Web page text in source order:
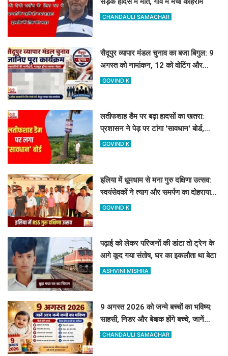
CHANDAULI SAMACHAR
सैदूपुर व्यापार मंडल चुनाव का बजा बिगुल: 9
अगस्त को नामांकन, 12 को वोटिंग और
नतीजे
GOVIND K
लतीफशाह डैम पर बढ़ा हादसों का खतरा:
प्रशासन ने पेड़ पर टांगा 'सावधान' बोर्ड,
पर्यटकों से की यह अपील
GOVIND K
इलिया में धूमधाम से मना गुरु दक्षिणा उत्सव:
स्वयंसेवकों ने त्याग और समर्पण का दोहराया
संकल्प
GOVIND K
पढ़ाई को लेकर परिजनों की डांटा तो ट्रेन के
आगे कूद गया संतोष, घर का इकलौता था बेटा
ASHVINI MISHRA
9 अगस्त 2026 को जन्मे बच्चों का भविष्य:
साहसी, निडर और बेबाक होंगे बच्चे, जानें
करियर और स्वभाव
CHANDAULI SAMACHAR